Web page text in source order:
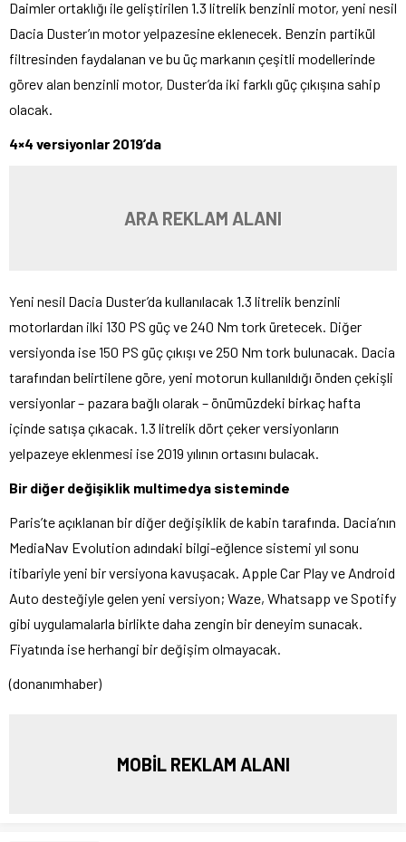
Daimler ortaklığı ile geliştirilen 1.3 litrelik benzinli motor, yeni nesil
Dacia Duster’ın motor yelpazesine eklenecek. Benzin partikül
filtresinden faydalanan ve bu üç markanın çeşitli modellerinde
görev alan benzinli motor, Duster’da iki farklı güç çıkışına sahip
olacak.
4×4 versiyonlar 2019’da
ARA REKLAM ALANI
Yeni nesil Dacia Duster’da kullanılacak 1.3 litrelik benzinli
motorlardan ilki 130 PS güç ve 240 Nm tork üretecek. Diğer
versiyonda ise 150 PS güç çıkışı ve 250 Nm tork bulunacak. Dacia
tarafından belirtilene göre, yeni motorun kullanıldığı önden çekişli
versiyonlar – pazara bağlı olarak – önümüzdeki birkaç hafta
içinde satışa çıkacak. 1.3 litrelik dört çeker versiyonların
yelpazeye eklenmesi ise 2019 yılının ortasını bulacak.
Bir diğer değişiklik multimedya sisteminde
Paris’te açıklanan bir diğer değişiklik de kabin tarafında. Dacia’nın
MediaNav Evolution adındaki bilgi-eğlence sistemi yıl sonu
itibariyle yeni bir versiyona kavuşacak. Apple Car Play ve Android
Auto desteğiyle gelen yeni versiyon; Waze, Whatsapp ve Spotify
gibi uygulamalarla birlikte daha zengin bir deneyim sunacak.
Fiyatında ise herhangi bir değişim olmayacak.
(donanımhaber)
MOBİL REKLAM ALANI